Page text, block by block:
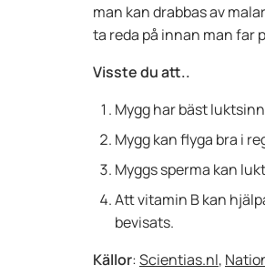
man kan drabbas av
ta reda på innan man far
Visste du att..
Mygg har bäst
Mygg kan flyga bra i
Myggs sperma kan
Att vitamin B kan
bevisats.
Källor:Scientias.nl,